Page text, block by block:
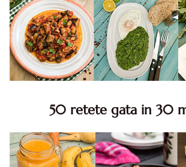
50 retete gata in 30
minute. Retete rapide. Retete rapide
retete mancare rapid